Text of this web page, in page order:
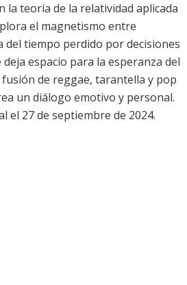
la teoría de la relatividad aplicada
el magnetismo entre
del tiempo perdido por decisiones
espacio para la esperanza del
de reggae, tarantella y pop
un diálogo emotivo y personal.
el 27 de septiembre de 2024.